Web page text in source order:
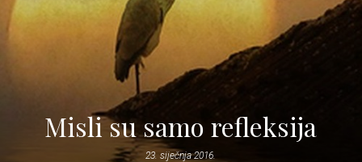
Misli su samo refleksija
23. siječnja 2016.